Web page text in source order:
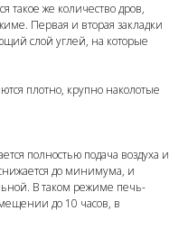
такое же количество дров,
Первая и вторая закладки
слой углей, на которые
плотно, крупно наколотые
полностью подача воздуха и
до минимума, и
В таком режиме печь-
до 10 часов, в